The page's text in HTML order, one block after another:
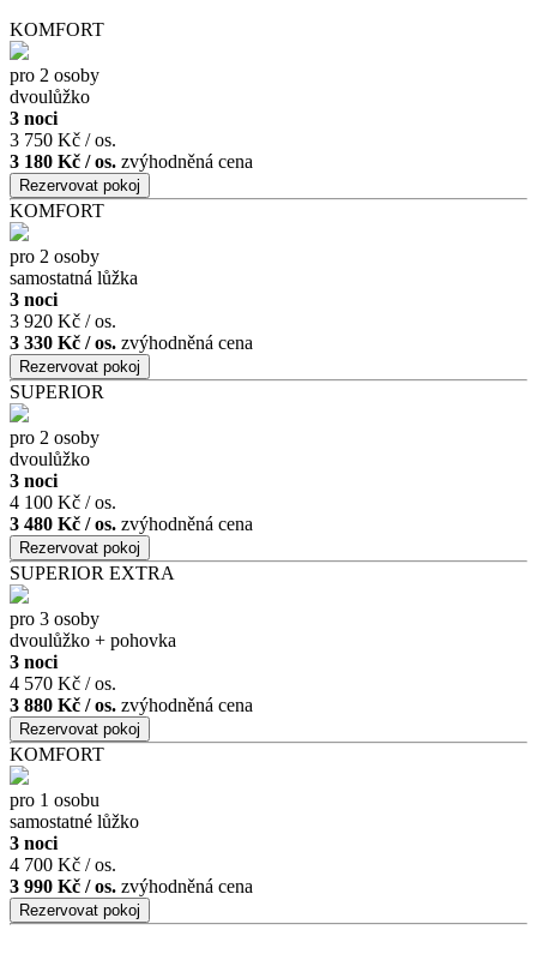
KOMFORT
pro 2 osoby
dvoulůžko
3 noci
3 750 Kč / os.
3 180 Kč / os. zvýhodněná cena
KOMFORT
pro 2 osoby
samostatná lůžka
3 noci
3 920 Kč / os.
3 330 Kč / os. zvýhodněná cena
SUPERIOR
pro 2 osoby
dvoulůžko
3 noci
4 100 Kč / os.
3 480 Kč / os. zvýhodněná cena
SUPERIOR EXTRA
pro 3 osoby
dvoulůžko + pohovka
3 noci
4 570 Kč / os.
3 880 Kč / os. zvýhodněná cena
KOMFORT
pro 1 osobu
samostatné lůžko
3 noci
4 700 Kč / os.
3 990 Kč / os. zvýhodněná cena